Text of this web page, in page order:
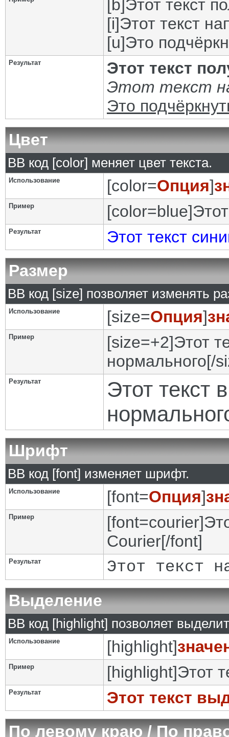
[b]Этот текст
[i]Этот текст
[u]Это
Результат
Этот текст
Этот текст
Это
Цвет
BB код [color] меняет цвет текста.
Использование [color=Опция]
Пример
Результат
Этот текст
Размер
BB код [size] позволяет изменять
Использование [size=Опция]
Пример
[size=+2]Этот
нормального[/
Результат
Этот текст
Шрифт
BB код [font] изменяет шрифт.
Использование [font=Опция]
Пример
Courier[/font]
Результат Этот текст
Выделение
BB код [highlight] позволяет
Использование [highlight]
Пример [highlight]Этот
Результат
Этот текст
По левому краю / По